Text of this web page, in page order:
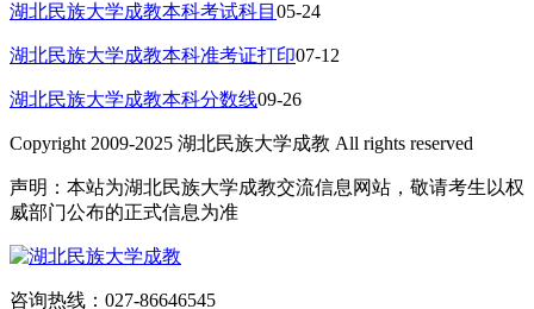
湖北民族大学成教本科考试科目 05-24
湖北民族大学成教本科准考证打印07-12
湖北民族大学成教本科分数线09-26
Copyright 2009-2025 湖北民族大学成教 All rights reserved
声明：本站为湖北民族大学成教交流信息网站，敬请考生以权
威部门公布的正式信息为准
咨询热线：027-86646545